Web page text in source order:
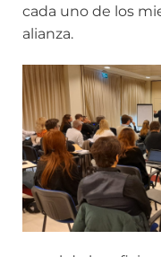
cada uno de los
alianza.